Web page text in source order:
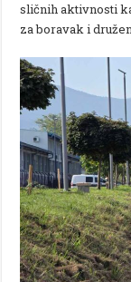
sličnih aktivnosti
za boravak i